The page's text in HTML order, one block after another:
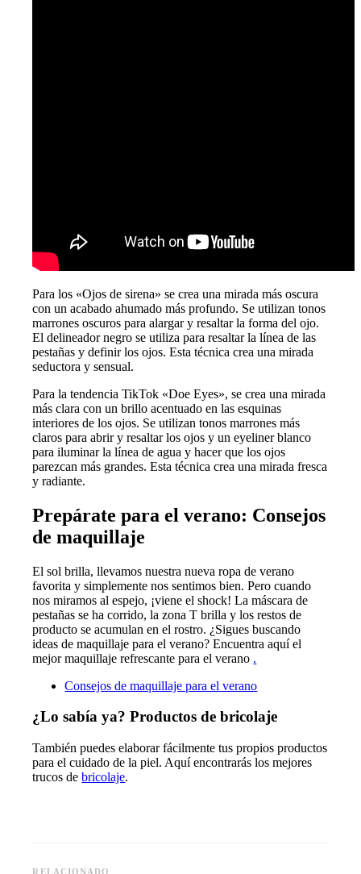
Para los «Ojos de sirena» se crea una mirada más oscura
con un acabado ahumado más profundo. Se utilizan tonos
marrones oscuros para alargar y resaltar la forma del ojo.
El delineador negro se utiliza para resaltar la línea de las
pestañas y definir los ojos. Esta técnica crea una mirada
seductora y sensual.
Para la tendencia TikTok «Doe Eyes», se crea una mirada
más clara con un brillo acentuado en las esquinas
interiores de los ojos. Se utilizan tonos marrones más
claros para abrir y resaltar los ojos y un eyeliner blanco
para iluminar la línea de agua y hacer que los ojos
parezcan más grandes. Esta técnica crea una mirada fresca
y radiante.
Prepárate para el verano: Consejos
de maquillaje
El sol brilla, llevamos nuestra nueva ropa de verano
favorita y simplemente nos sentimos bien. Pero cuando
nos miramos al espejo, ¡viene el shock! La máscara de
pestañas se ha corrido, la zona T brilla y los restos de
producto se acumulan en el rostro. ¿Sigues buscando
ideas de maquillaje para el verano? Encuentra aquí el
mejor maquillaje refrescante para el verano .
Consejos de maquillaje para el verano
¿Lo sabía ya? Productos de bricolaje
También puedes elaborar fácilmente tus propios productos
para el cuidado de la piel. Aquí encontrarás los mejores
trucos debricolaje.
RELACIONADO